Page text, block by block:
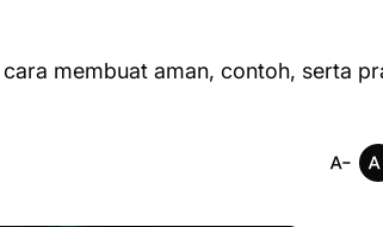
membuat aman, contoh, serta